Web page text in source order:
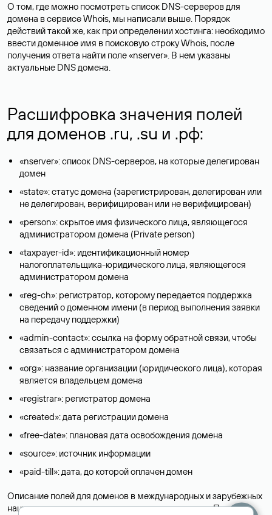
О том, где можно посмотреть список DNS-серверов для
домена в сервисе Whois, мы написали выше. Порядок
действий такой же, как при определении хостинга: необходимо
ввести доменное имя в поисковую строку Whois, после
получения ответа найти поле «nserver». В нем указаны
актуальные DNS домена.
Расшифровка значения полей
для доменов .ru, .su и .рф:
«nserver»: список DNS-серверов, на которые делегирован
домен
«state»: статус домена (зарегистрирован, делегирован или
не делегирован, верифицирован или не верифицирован)
«person»: скрытое имя физического лица, являющегося
администратором домена (Privatе person)
«taxpayer-id»: идентификационный номер
налогоплательщика-юридического лица, являющегося
администратором домена
«reg-ch»: регистратор, которому передается поддержка
сведений о доменном имени (в период выполнения заявки
на передачу поддержки)
«admin-contact»: ссылка на форму обратной связи, чтобы
связаться с администратором домена
«org»: название организации (юридического лица), которая
является владельцем домена
«registrar»: регистратор домена
«created»: дата регистрации домена
«free-date»: плановая дата освобождения домена
«source»: источник информации
«paid-till»: дата, до которой оплачен домен
Описание полей для доменов в международных и зарубежных
национальных доменах представлены в разделе «Помощь».